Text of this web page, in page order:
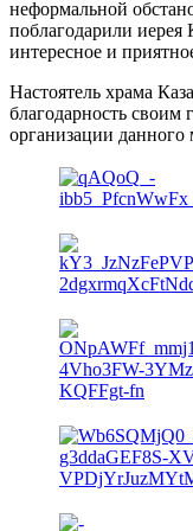
неформальной
поблагодарили иерея
интересное и
Настоятель храма
благодарность своим
организации данного